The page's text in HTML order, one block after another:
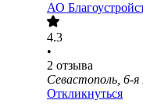
АО
4.3
•
2 отзыва
Севастополь, 6-
Откликнуться